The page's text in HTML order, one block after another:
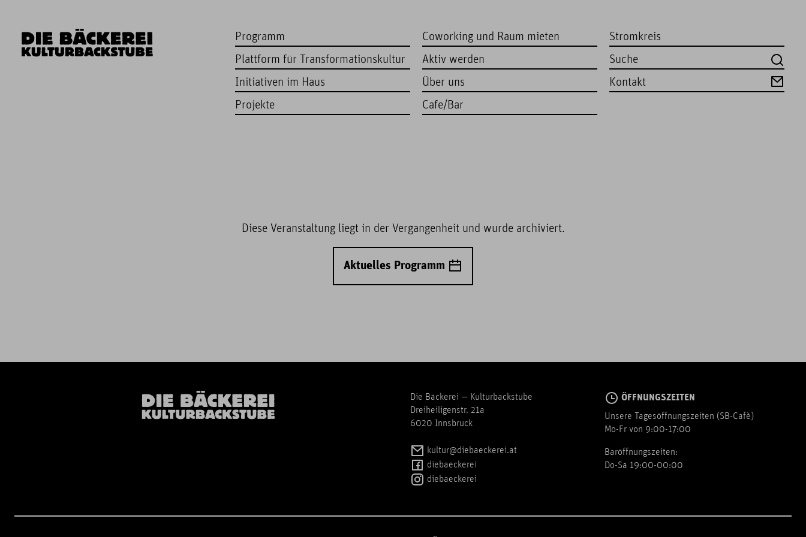
Programm
Plattform für Transformationskultur
Initiativen im Haus
Projekte
Coworking und Raum mieten
Aktiv werden
Über uns
Cafe/Bar
Stromkreis
Kontakt
Diese Veranstaltung liegt in der Vergangenheit und wurde archiviert.
Aktuelles Programm
Die Bäckerei — Kulturbackstube
Dreiheiligenstr. 21a
6020 Innsbruck
kultur@diebaeckerei.at
diebaeckerei
diebaeckerei
ÖFFNUNGSZEITEN
Unsere Tagesöffnungszeiten (SB-Cafè)
Mo-Fr von 9:00-17:00
Baröffnungszeiten:
Do-Sa 19:00-00:00